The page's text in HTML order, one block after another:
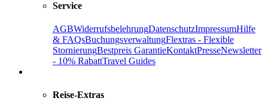
Service
AGBWiderrufsbelehrungDatenschutzImpressumHilfe
& FAQsBuchungsverwaltungFlextras - Flexible
StornierungBestpreis GarantieKontaktPresseNewsletter
- 10% RabattTravel Guides
Reise-Extras